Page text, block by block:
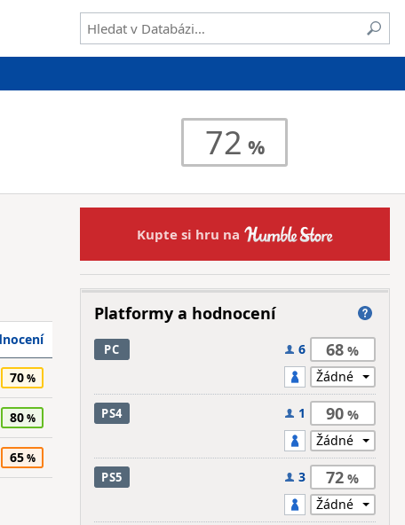
72
70
80
65
Kupte si hru na
Platformy a hodnocení
PC 6 68
PS4 1 90
PS5 3 72